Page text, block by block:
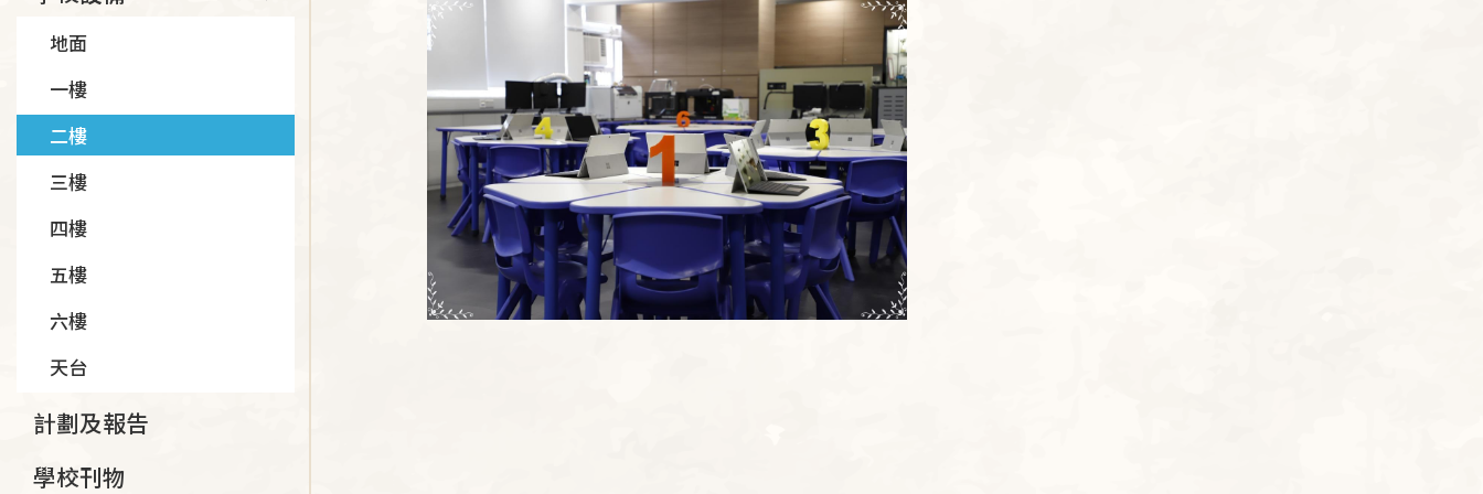
地面
一樓
二樓
三樓
四樓
五樓
六樓
天台
計劃及報告
學校刊物